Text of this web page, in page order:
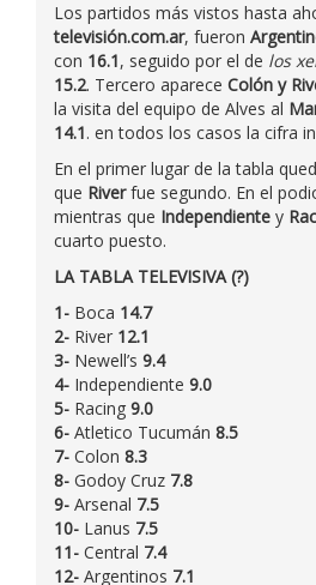
Los partidos más vistos hasta
televisión.com.ar, fueron
con 16.1, seguido por el de los
15.2. Tercero aparece Colón y
la visita del equipo de Alves al
14.1. en todos los casos la cifra
En el primer lugar de la tabla
que Riverfue segundo. En el
mientras que Independiente y
cuarto puesto.
LA TABLA TELEVISIVA (?)
1- Boca 14.7
2- River 12.1
3- Newell’s 9.4
4- Independiente 9.0
5- Racing 9.0
6- Atletico Tucumán 8.5
7- Colon 8.3
8- Godoy Cruz 7.8
9- Arsenal 7.5
10- Lanus 7.5
11- Central 7.4
12- Argentinos 7.1